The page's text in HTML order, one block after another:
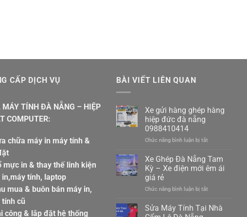
CẤP DỊCH VỤ
MÁY TÍNH ĐÀ NẴNG – HIỆP
COMPUTER:
chữa máy in máy tính &
mực in & thay thế linh kiện
in,máy tính, laptop
mua & buôn bán máy in,
tính cũ
công & lắp đặt hệ thống
BÀI VIẾT LIÊN QUAN
Xe gửi hàng ghép hàng
hiệp đức đà nẵng
0988410414
Chức năng bình luận bị tắt
gửi
hàng
ghép
đà
Xe Ghép Đà Nẵng Tam
Kỳ – Xe điện mới êm ái
giá rẻ
Chức năng bình luận bị tắt
Ghép
Sửa Máy Tính Tại Nhà